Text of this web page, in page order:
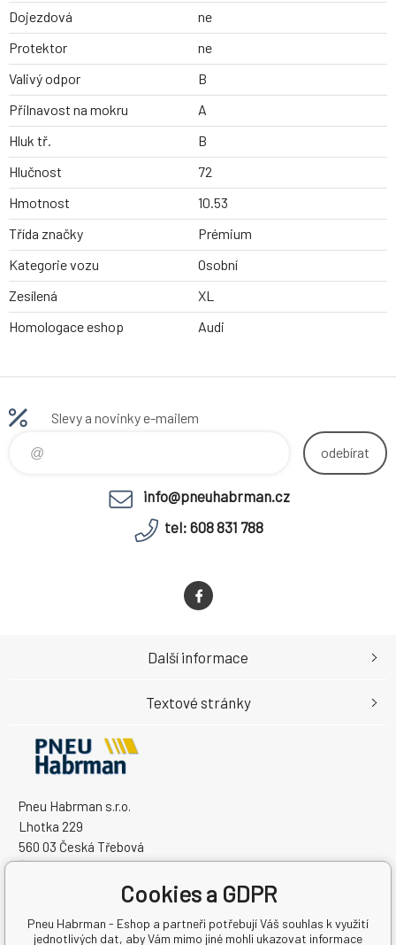
Dojezdová
ne
Protektor
ne
Valivý odpor
B
Přilnavost na mokru
A
Hluk tř.
B
Hlučnost
72
Hmotnost
10.53
Třída značky
Prémium
Kategorie vozu
Osobní
Zesílená
XL
Homologace eshop
Audi
Slevy a novinky e-mailem
odebírat
info@pneuhabrman.cz
tel: 608 831 788
Pneu Habrman s.r.o.
Lhotka 229
560 03 Česká Třebová
Česká Republika
Další informace
Textové stránky
Cookies a GDPR
Pneu Habrman - Eshop a partneři potřebují Váš souhlas k využití
jednotlivých dat, aby Vám mimo jiné mohli ukazovat informace